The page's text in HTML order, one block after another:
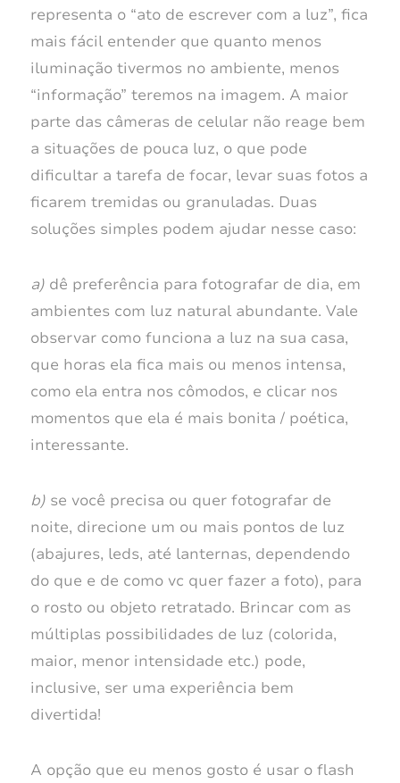
representa o “ato de escrever com a luz”, fica
mais fácil entender que quanto menos
iluminação tivermos no ambiente, menos
“informação” teremos na imagem. A maior
parte das câmeras de celular não reage bem
a situações de pouca luz, o que pode
dificultar a tarefa de focar, levar suas fotos a
ficarem tremidas ou granuladas. Duas
soluções simples podem ajudar nesse caso:
a)dê preferência para fotografar de dia, em
ambientes com luz natural abundante. Vale
observar como funciona a luz na sua casa,
que horas ela fica mais ou menos intensa,
como ela entra nos cômodos, e clicar nos
momentos que ela é mais bonita / poética,
interessante.
b)se você precisa ou quer fotografar de
noite, direcione um ou mais pontos de luz
(abajures, leds, até lanternas, dependendo
do que e de como vc quer fazer a foto), para
o rosto ou objeto retratado. Brincar com as
múltiplas possibilidades de luz (colorida,
maior, menor intensidade etc.) pode,
inclusive, ser uma experiência bem
divertida!
A opção que eu menos gosto é usar o flash